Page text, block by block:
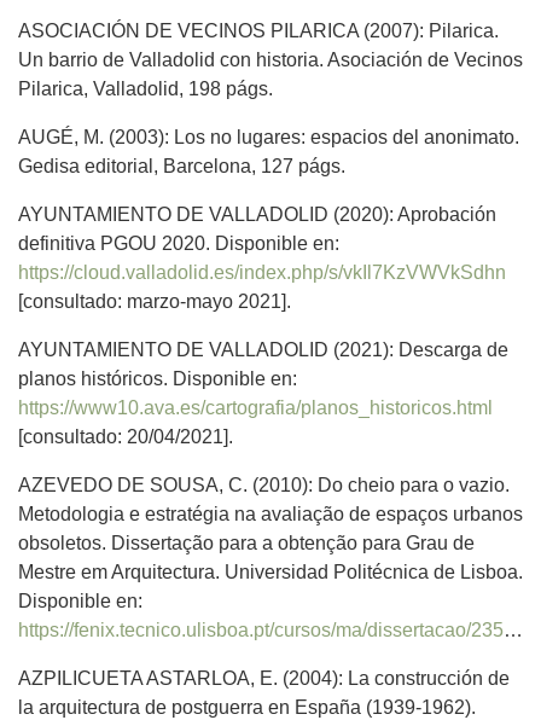
ASOCIACIÓN DE VECINOS PILARICA (2007): Pilarica.
Un barrio de Valladolid con historia. Asociación de Vecinos
Pilarica, Valladolid, 198 págs.
AUGÉ, M. (2003): Los no lugares: espacios del anonimato.
Gedisa editorial, Barcelona, 127 págs.
AYUNTAMIENTO DE VALLADOLID (2020): Aprobación
definitiva PGOU 2020. Disponible en:
https://cloud.valladolid.es/index.php/s/vkIl7KzVWVkSdhn
[consultado: marzo-mayo 2021].
AYUNTAMIENTO DE VALLADOLID (2021): Descarga de
planos históricos. Disponible en:
https://www10.ava.es/cartografia/planos_historicos.html
[consultado: 20/04/2021].
AZEVEDO DE SOUSA, C. (2010): Do cheio para o vazio.
Metodologia e estratégia na avaliação de espaços urbanos
obsoletos. Dissertação para a obtenção para Grau de
Mestre em Arquitectura. Universidad Politécnica de Lisboa.
Disponible en:
https://fenix.tecnico.ulisboa.pt/cursos/ma/dissertacao/2353642310053
AZPILICUETA ASTARLOA, E. (2004): La construcción de
la arquitectura de postguerra en España (1939-1962).